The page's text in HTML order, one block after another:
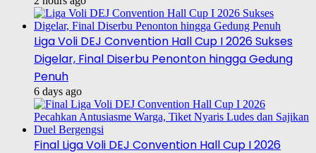
Liga Voli DEJ Convention Hall Cup I 2026 Sukses
Digelar, Final Diserbu Penonton hingga Gedung
Penuh
6 days ago
Final Liga Voli DEJ Convention Hall Cup I 2026